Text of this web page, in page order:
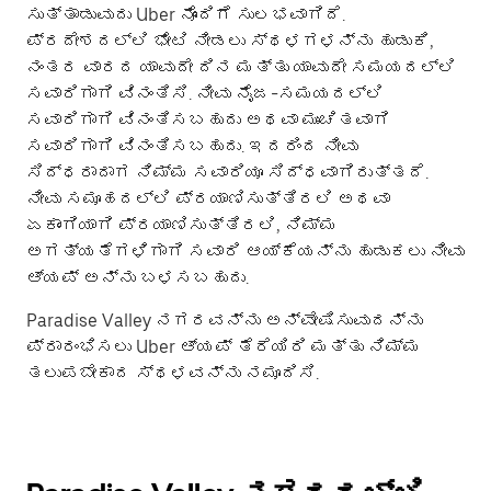
ಸುತ್ತಾಡುವುದು Uber ನೊಂದಿಗೆ ಸುಲಭವಾಗಿದೆ.
ಪ್ರದೇಶದಲ್ಲಿ ಭೇಟಿ ನೀಡಲು ಸ್ಥಳಗಳನ್ನು ಹುಡುಕಿ,
ನಂತರ ವಾರದ ಯಾವುದೇ ದಿನ ಮತ್ತು ಯಾವುದೇ ಸಮಯದಲ್ಲಿ
ಸವಾರಿಗಾಗಿ ವಿನಂತಿಸಿ. ನೀವು ನೈಜ-ಸಮಯದಲ್ಲಿ
ಸವಾರಿಗಾಗಿ ವಿನಂತಿಸಬಹುದು ಅಥವಾ ಮುಂಚಿತವಾಗಿ
ಸವಾರಿಗಾಗಿ ವಿನಂತಿಸಬಹುದು. ಇದರಿಂದ ನೀವು
ಸಿದ್ಧರಾದಾಗ ನಿಮ್ಮ ಸವಾರಿಯೂ ಸಿದ್ಧವಾಗಿರುತ್ತದೆ.
ನೀವು ಸಮೂಹದಲ್ಲಿ ಪ್ರಯಾಣಿಸುತ್ತಿರಲಿ ಅಥವಾ
ಏಕಾಂಗಿಯಾಗಿ ಪ್ರಯಾಣಿಸುತ್ತಿರಲಿ, ನಿಮ್ಮ
ಅಗತ್ಯತೆಗಳಿಗಾಗಿ ಸವಾರಿ ಆಯ್ಕೆಯನ್ನು ಹುಡುಕಲು ನೀವು
ಆ್ಯಪ್ ಅನ್ನು ಬಳಸಬಹುದು.
Paradise Valley ನಗರವನ್ನು ಅನ್ವೇಷಿಸುವುದನ್ನು
ಪ್ರಾರಂಭಿಸಲು Uber ಆ್ಯಪ್ ತೆರೆಯಿರಿ ಮತ್ತು ನಿಮ್ಮ
ತಲುಪಬೇಕಾದ ಸ್ಥಳವನ್ನು ನಮೂದಿಸಿ.